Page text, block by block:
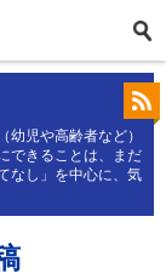
児や高齢者など）
できることは、まだ
なし」を中心に、気